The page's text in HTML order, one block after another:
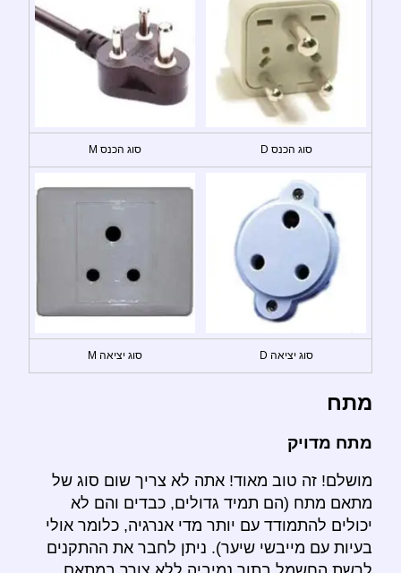
סוג הכנס D סוג הכנס M
סוג יציאה D סוג יציאה M
מתח
מתח מדויק
מושלם! זה טוב מאוד! אתה לא צריך שום סוג של
מתאם מתח (הם תמיד גדולים, כבדים והם לא
יכולים להתמודד עם יותר מדי אנרגיה, כלומר אולי
בעיות עם מייבשי שיער). ניתן לחבר את ההתקנים